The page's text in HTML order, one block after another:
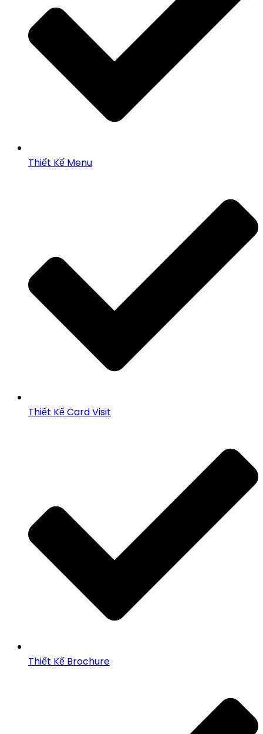
Thiết Kế Menu
Thiết Kế Card Visit
Thiết Kế Brochure